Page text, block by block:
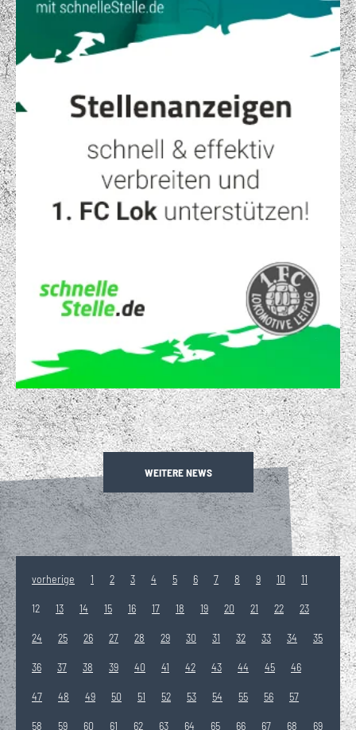
WEITERE NEWS
vorherige 1 2 3 4 5 6 7 8 9 10 11
12 13 14 15 16 17 18 19 20 21 22 23
24 25 26 27 28 29 30 31 32 33 34 35
36 37 38 39 40 41 42 43 44 45 46
47 48 49 50 51 52 53 54 55 56 57
58 59 60 61 62 63 64 65 66 67 68 69